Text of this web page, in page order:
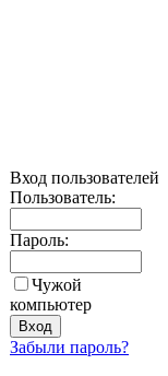
Вход пользователей
Пользователь:
Пароль:
Чужой
компьютер
Забыли пароль?